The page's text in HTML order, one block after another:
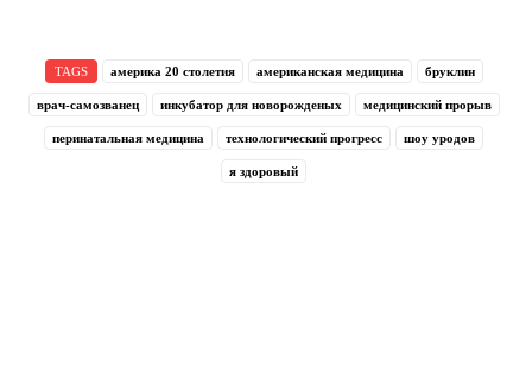
TAGS америка 20 столетия американская медицина бруклин
врач-самозванец инкубатор для новорожденых медицинский прорыв
перинатальная медицина технологический прогресс шоу уродов
я здоровый